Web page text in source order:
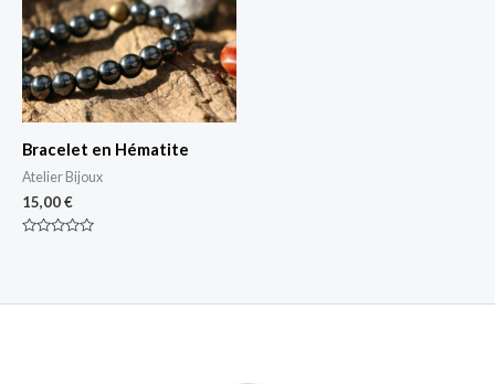
Bracelet en Hématite
Atelier Bijoux
15,00€